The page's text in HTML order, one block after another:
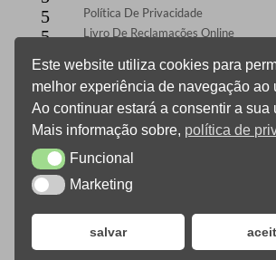
5 Política De Privacidade
5 Livro De Reclamações Online
ÁREA DE CLIENTES:
5 Registo E Login
5 Carrinho De Compras
5 CheckOut
5 Gestão De Encomendas
ONEPRINT © 2021 TODOS OS DIREITOS
Este website utiliza cookies para
melhor experiência de navegação ao
Ao continuar estará a consentir a sua
Mais informação sobre, política de
FuncionalFuncional
MarketingMarketing
salvar